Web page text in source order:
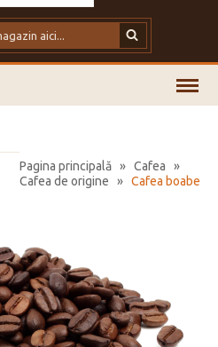
Pagina principală » Cafea
»
Cafea de origine
» Cafea boabe